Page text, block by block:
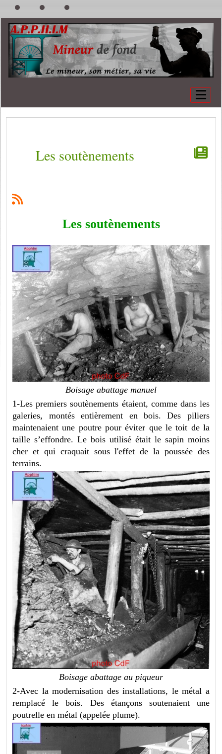
Les soutènements
Les soutènements
Boisage abattage manuel
1-Les premiers soutènements étaient, comme dans les
galeries, montés entièrement en bois. Des piliers
maintenaient une poutre pour éviter que le toit de la
taille s’effondre. Le bois utilisé était le sapin moins
cher et qui craquait sous l'effet de la poussée des
terrains.
Boisage abattage au piqueur
2-Avec la modernisation des installations, le métal a
remplacé le bois. Des étançons soutenaient une
poutrelle en métal (appelée plume).